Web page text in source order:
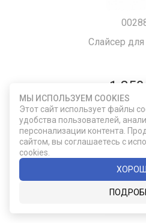
Слайсер для
1 850
ДОБАВИТЬ В
МЫ ИСПОЛЬЗУЕМ COOKIES
Этот сайт использует файлы
удобства пользователей,
персонализации контента.
сайтом, вы соглашаетесь с
cookies.